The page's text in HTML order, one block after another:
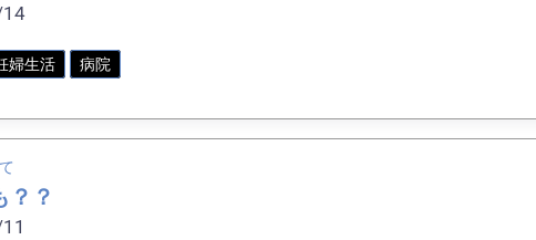
婦生活 病院
？？